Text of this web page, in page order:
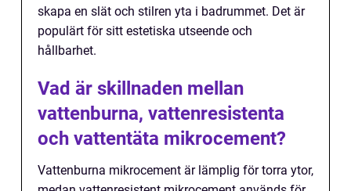
skapa en slät och stilren yta i badrummet. Det är
populärt för sitt estetiska utseende och
hållbarhet.
Vad är skillnaden mellan
vattenburna, vattenresistenta
och vattentäta mikrocement?
Vattenburna mikrocement är lämplig för torra ytor,